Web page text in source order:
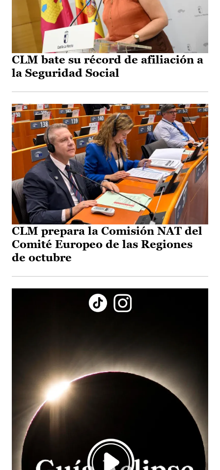
CLM bate su récord de afiliación a
la Seguridad Social
CLM prepara la Comisión NAT del
Comité Europeo de las Regiones
de octubre